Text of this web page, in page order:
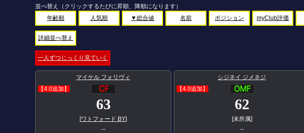
並べ替え（クリックするたびに昇順、降順になります）
年齢順
人気順 ▼総合値 名前 ポジション myClub評価
詳細並べ替え
一人ずつじっくり見ていく
マイケル フォリヴィ
【4.0追加】
63
[ワトフォード BY]
--
シジネイ ジメネジ
【4.0追加】
62
[未所属]
--